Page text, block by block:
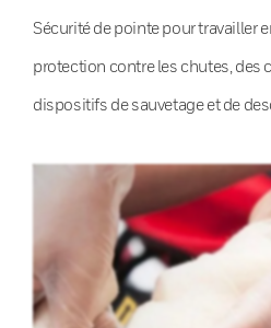
Sécurité de pointe pour travailler
protection contre les chutes, des
dispositifs de sauvetage et de